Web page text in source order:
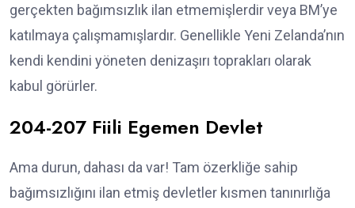
gerçekten bağımsızlık ilan etmemişlerdir veya BM’ye
katılmaya çalışmamışlardır. Genellikle Yeni Zelanda’nın
kendi kendini yöneten denizaşırı toprakları olarak
kabul görürler.
204-207 Fiili Egemen Devlet
Ama durun, dahası da var! Tam özerkliğe sahip
bağımsızlığını ilan etmiş devletler kısmen tanınırlığa